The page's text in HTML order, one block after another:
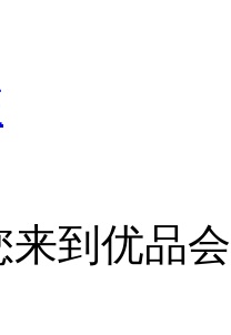
来到优品会